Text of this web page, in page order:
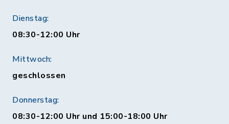
Dienstag:
08:30-12:00 Uhr
Mittwoch:
geschlossen
Donnerstag:
08:30-12:00 Uhr und 15:00-18:00 Uhr